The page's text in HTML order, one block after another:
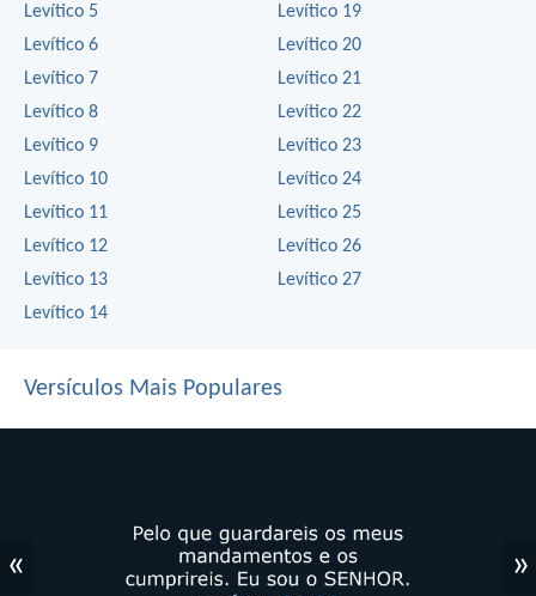
Levítico 5
Levítico 6
Levítico 7
Levítico 8
Levítico 9
Levítico 10
Levítico 11
Levítico 12
Levítico 13
Levítico 14
Levítico 19
Levítico 20
Levítico 21
Levítico 22
Levítico 23
Levítico 24
Levítico 25
Levítico 26
Levítico 27
Versículos Mais Populares
« »